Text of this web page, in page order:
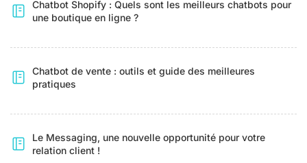
Chatbot Shopify : Quels sont les meilleurs chatbots pour
une boutique en ligne ?
Chatbot de vente : outils et guide des meilleures
pratiques
Le Messaging, une nouvelle opportunité pour votre
relation client !